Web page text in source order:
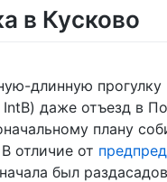
в Кусково
длинную прогулку
даже отъезд в
плану
отличие от
был